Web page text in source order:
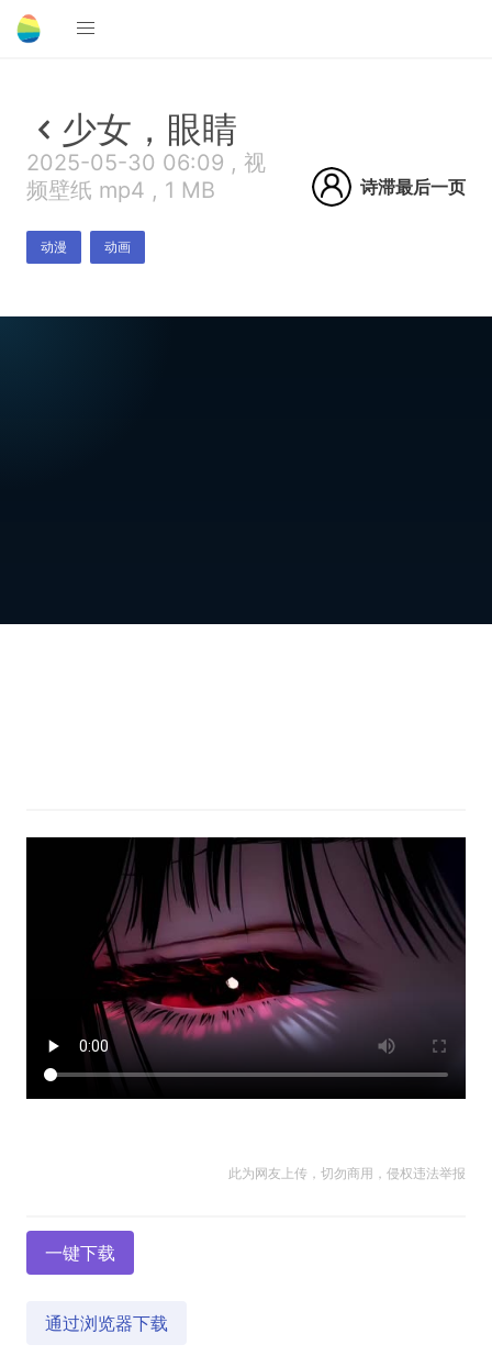
少女，眼睛
2025-05-30 06:09 , 视
频壁纸 mp4 , 1 MB
动漫 动画
诗滞最后一页
此为网友上传，切勿商用，侵权违法举报
一键下载
通过浏览器下载